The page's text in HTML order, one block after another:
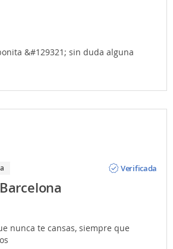
&#129321; sin duda alguna
Verificada
nunca te cansas, siempre que